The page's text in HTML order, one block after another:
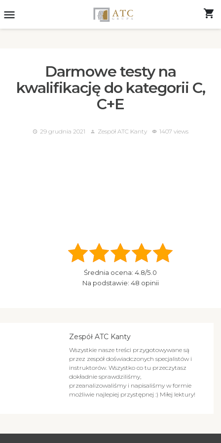
menu shopping_cart
Darmowe testy na
kwalifikację do kategorii C,
C+E
access_time 29 grudnia 2021 person Zespół ATC Kanty visibility 1407 views
Średnia ocena: 4.8/5.0
Na podstawie: 48 opinii
Zespół ATC Kanty
Wszystkie nasze treści przygotowywane są
przez zespół doświadczonych specjalistów i
instruktorów. Wszystko co tu przeczytasz
dokładnie sprawdziliśmy,
przeanalizowaliśmy i napisaliśmy w formie
możliwie najlepiej przystępnej :) Miłej lektury!